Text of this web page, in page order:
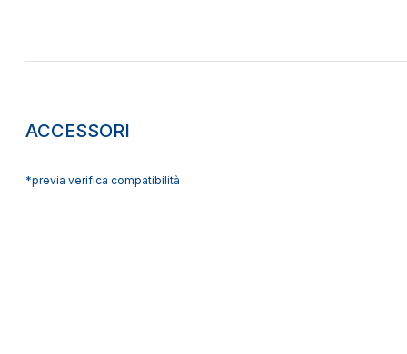
ACCESSORI
*previa verifica compatibilità